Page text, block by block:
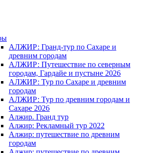
АЛЖИР: Гранд-тур по Сахаре и
древним городам
АЛЖИР: Путешествие по северным
городам, Гардайе и пустыне 2026
АЛЖИР: Тур по Сахаре и древним
городам
АЛЖИР: Тур по древним городам и
Сахаре 2026
Алжир. Гранд тур
Алжир: Рекламный тур 2022
Алжир: путешествие по древним
городам